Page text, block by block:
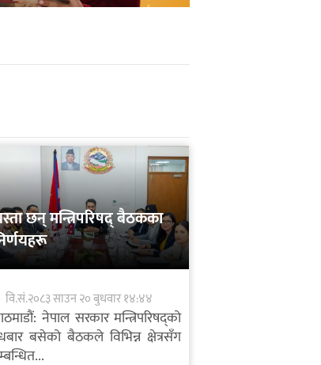
छन् मन्त्रिपरिषद् बैठकका
वि.सं.२०८३ साउन २० बुधवार १४:४४
नेपाल सरकार मन्त्रिपरिषद्को
बसेको बैठकले विभिन्न क्षेत्रसँग